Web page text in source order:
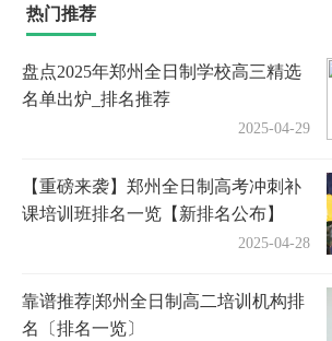
热门推荐
盘点2025年郑州全日制学校高三精选
名单出炉_排名推荐
2025-04-29
【重磅来袭】郑州全日制高考冲刺补
课培训班排名一览【新排名公布】
2025-04-28
靠谱推荐|郑州全日制高二培训机构排
名〔排名一览〕